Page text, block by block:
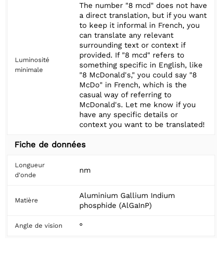
Luminosité
minimale
The number "8 mcd" does not have
a direct translation, but if you want
to keep it informal in French, you
can translate any relevant
surrounding text or context if
provided. If "8 mcd" refers to
something specific in English, like
"8 McDonald's," you could say "8
McDo" in French, which is the
casual way of referring to
McDonald's. Let me know if you
have any specific details or
context you want to be translated!
Fiche de données
Longueur
d'onde
nm
Matière
Aluminium Gallium Indium
phosphide (AlGaInP)
Angle de vision °